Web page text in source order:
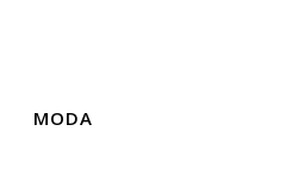
MODA